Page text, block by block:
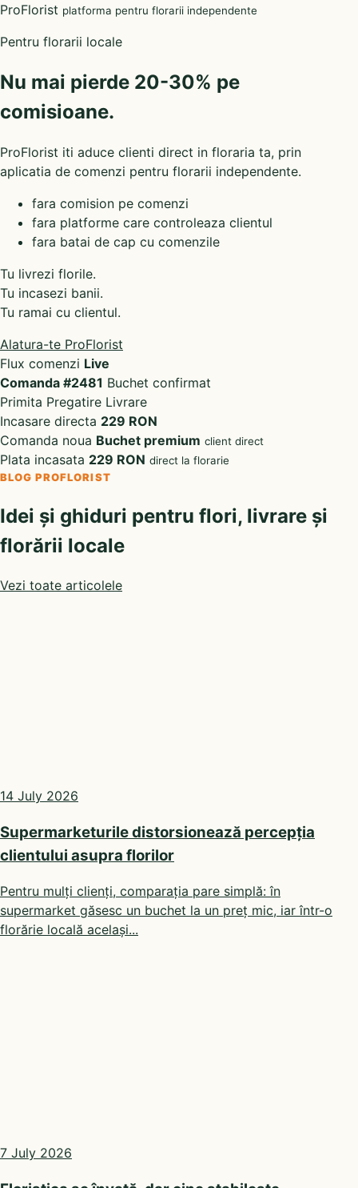
ProFlorist platforma pentru florarii independente
Pentru florarii locale
Nu mai pierde 20-30% pe
comisioane.
ProFlorist iti aduce clienti direct in floraria ta, prin
aplicatia de comenzi pentru florarii independente.
fara comision pe comenzi
fara platforme care controleaza clientul
fara batai de cap cu comenzile
Tu livrezi florile.
Tu incasezi banii.
Tu ramai cu clientul.
Alatura-te ProFlorist
Flux comenzi Live
Comanda #2481 Buchet confirmat
Primita Pregatire Livrare
Incasare directa 229 RON
Comanda noua Buchet premium client direct
Plata incasata 229 RON direct la florarie
BLOG PROFLORIST
Idei și ghiduri pentru flori, livrare și
florării locale
Vezi toate articolele
14 July 2026
Supermarketurile distorsionează percepția
clientului asupra florilor
Pentru mulți clienți, comparația pare simplă: în
supermarket găsesc un buchet la un preț mic, iar într-o
florărie locală același...
7 July 2026